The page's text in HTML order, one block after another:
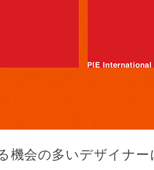
機会の多いデザイナ